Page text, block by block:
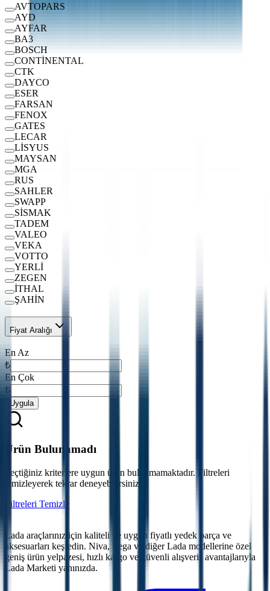
AVTOPARS
AYD
AYFAR
BA3
BOSCH
CONTİNENTAL
CTK
DAYCO
ESER
FARSAN
FENOX
GATES
LECAR
LİSYUS
MAYSAN
MGA
RUS
SAHLER
SWAPP
SİSMAK
TADEM
VALEO
VEKA
VOTTO
YERLİ
ZEGEN
İTHAL
ŞAHİN
Fiyat Aralığı
En Az
₺
En Çok
₺
Uygula
Ürün Bulunamadı
Seçtiğiniz kriterlere uygun ürün bulunmamaktadır. Filtreleri
temizleyerek tekrar deneyebilirsiniz.
Filtreleri Temizle
Lada araçlarınız için kaliteli ve uygun fiyatlı yedek parça ve
aksesuarları keşfedin. Niva, Vega ve diğer Lada modellerine özel
geniş ürün yelpazesi, hızlı kargo ve güvenli alışveriş avantajlarıyla
Lada Marketi yanınızda.